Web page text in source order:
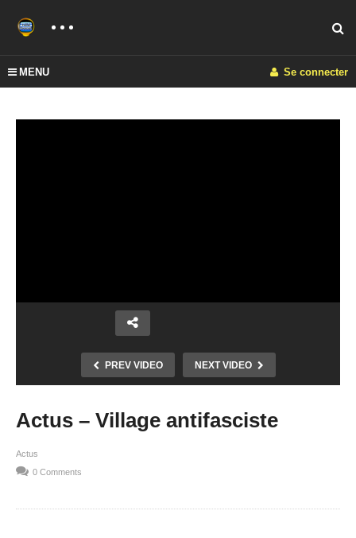
MENU Se connecter
PREV VIDEO NEXT VIDEO
Actus – Village antifasciste
Actus
0 Comments